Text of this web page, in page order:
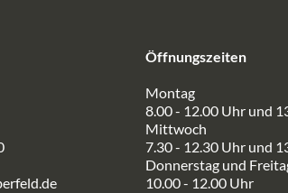
Öffnungszeiten
Montag
8.00 - 12.00 Uhr und
Mittwoch
7.30 - 12.30 Uhr und
Donnerstag und
10.00 - 12.00 Uhr